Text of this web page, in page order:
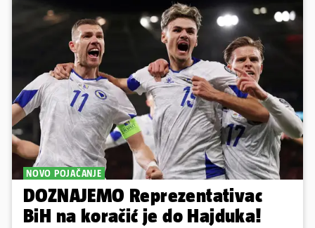
NOVO POJAČANJE
DOZNAJEMO Reprezentativac
BiH na koračić je do Hajduka!